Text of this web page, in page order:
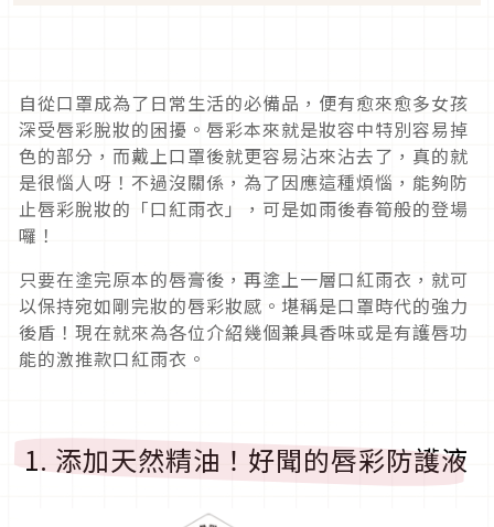
自從口罩成為了日常生活的必備品，便有愈來愈多女孩
深受唇彩脫妝的困擾。唇彩本來就是妝容中特別容易掉
色的部分，而戴上口罩後就更容易沾來沾去了，真的就
是很惱人呀！不過沒關係，為了因應這種煩惱，能夠防
止唇彩脫妝的「口紅雨衣」，可是如雨後春筍般的登場
囉！
只要在塗完原本的唇膏後，再塗上一層口紅雨衣，就可
以保持宛如剛完妝的唇彩妝感。堪稱是口罩時代的強力
後盾！現在就來為各位介紹幾個兼具香味或是有護唇功
能的激推款口紅雨衣。
1. 添加天然精油！好聞的唇彩防護液